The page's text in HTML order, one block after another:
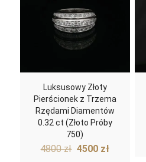
Luksusowy Złoty
Pierścionek z Trzema
Rzędami Diamentów
0.32 ct (Złoto Próby
750)
4800zł Pierwotna
4500 złAktualna